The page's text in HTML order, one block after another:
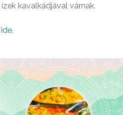
kavalkádjával várnak.
ide.